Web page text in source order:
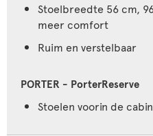
Stoelbreedte 56 cm,
meer comfort
Ruim en verstelbaar
Stoelen voorin de